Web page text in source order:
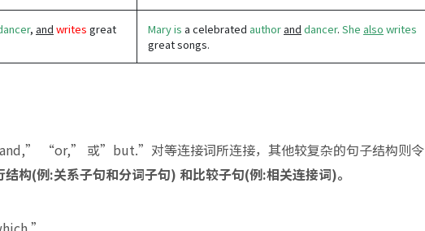
, and writes great
Mary is a celebrated author and dancer. She also writes
great songs.
“or,” 或”but.”对等连接词所连接，其他较复杂的句子结构则令
构(例:关系子句和分词子句) 和比较子句(例:相关连接词)。